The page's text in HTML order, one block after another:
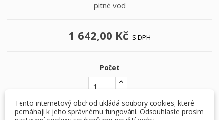
pitné vod
1 642,00 Kč S DPH
Počet
Tento internetový obchod ukládá soubory cookies, které
pomáhají k jeho správnému fungování. Odsouhlaste prosím